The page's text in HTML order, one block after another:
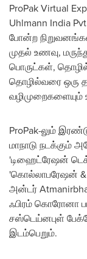
ProPak Virtual
Uhlmann India
போன்ற
முதல் உணவு,
பொருட்கள்,
தொழில்வரை ஒரு
ProPak-லும்
மாநாடு நடக்கும்
'டிஹைட்ரேஷன்
'கொல்லாபரேஷன் &
அன்டர்
ஃபிரம் கொரோனா
சஸ்டெய்னபுள்
இடம்பெறும்.